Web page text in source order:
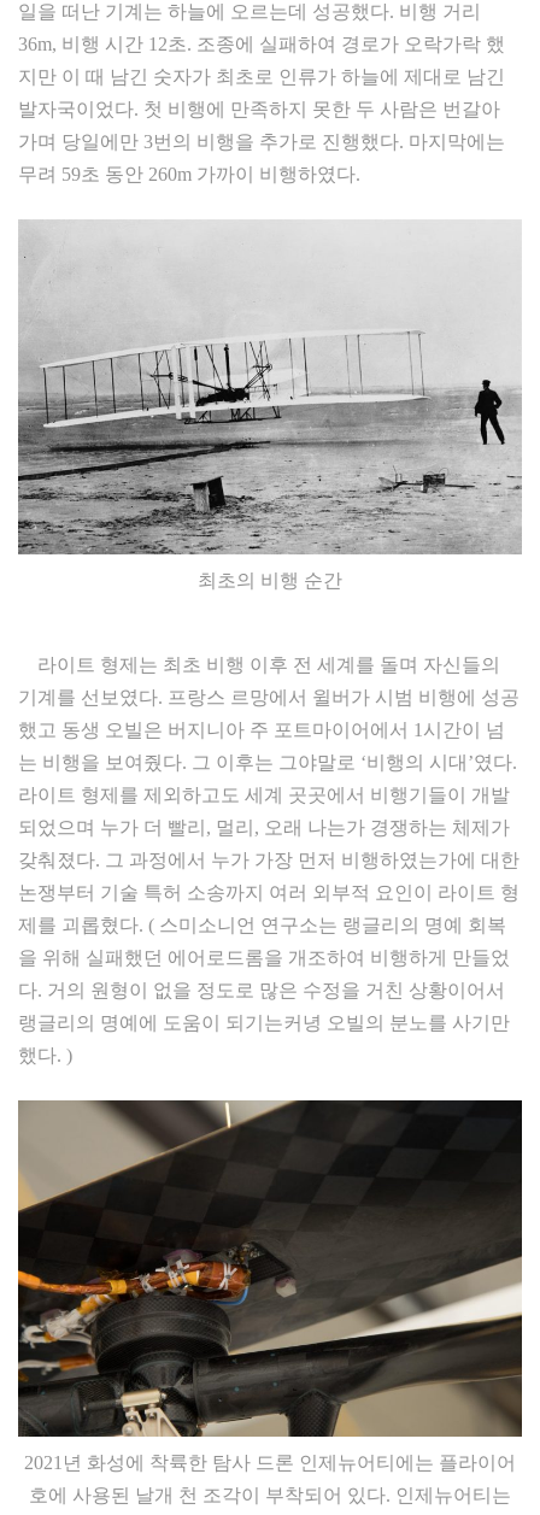
일을 떠난 기계는 하늘에 오르는데 성공했다. 비행 거리
36m, 비행 시간 12초. 조종에 실패하여 경로가 오락가락 했
지만 이 때 남긴 숫자가 최초로 인류가 하늘에 제대로 남긴
발자국이었다. 첫 비행에 만족하지 못한 두 사람은 번갈아
가며 당일에만 3번의 비행을 추가로 진행했다. 마지막에는
무려 59초 동안 260m 가까이 비행하였다.
최초의 비행 순간
라이트 형제는 최초 비행 이후 전 세계를 돌며 자신들의
기계를 선보였다. 프랑스 르망에서 윌버가 시범 비행에 성공
했고 동생 오빌은 버지니아 주 포트마이어에서 1시간이 넘
는 비행을 보여줬다. 그 이후는 그야말로 ‘비행의 시대’였다.
라이트 형제를 제외하고도 세계 곳곳에서 비행기들이 개발
되었으며 누가 더 빨리, 멀리, 오래 나는가 경쟁하는 체제가
갖춰졌다. 그 과정에서 누가 가장 먼저 비행하였는가에 대한
논쟁부터 기술 특허 소송까지 여러 외부적 요인이 라이트 형
제를 괴롭혔다. ( 스미소니언 연구소는 랭글리의 명예 회복
을 위해 실패했던 에어로드롬을 개조하여 비행하게 만들었
다. 거의 원형이 없을 정도로 많은 수정을 거친 상황이어서
랭글리의 명예에 도움이 되기는커녕 오빌의 분노를 사기만
했다. )
2021년 화성에 착륙한 탐사 드론 인제뉴어티에는 플라이어
호에 사용된 날개 천 조각이 부착되어 있다. 인제뉴어티는